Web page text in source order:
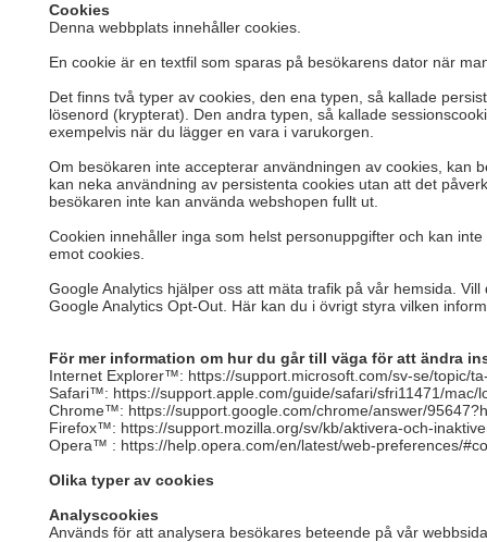
Cookies
Denna webbplats innehåller cookies.
En cookie är en textfil som sparas på besökarens dator när
Det finns två typer av cookies, den ena typen, så kallade
lösenord (krypterat). Den andra typen, så kallade
exempelvis när du lägger en vara i varukorgen.
Om besökaren inte accepterar användningen av cookies, kan
kan neka användning av persistenta cookies utan att det
besökaren inte kan använda webshopen fullt ut.
Cookien innehåller inga som helst personuppgifter och kan
emot cookies.
Google Analytics hjälper oss att mäta trafik på vår hemsida.
Google Analytics Opt-Out. Här kan du i övrigt styra vilken
För mer information om hur du går till väga för att ändra
Internet Explorer™: https://support.microsoft.com/sv-se/topic/
Safari™: https://support.apple.com/guide/safari/sfri11471/mac/
Chrome™: https://support.google.com/chrome/answer/
Firefox™: https://support.mozilla.org/sv/kb/aktivera-och-
Opera™ : https://help.opera.com/en/latest/web-preferences/
Olika typer av cookies
Analyscookies
Används för att analysera besökares beteende på vår